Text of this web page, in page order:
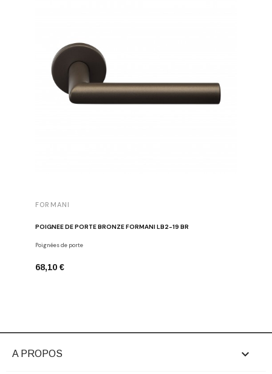
FORMANI
POIGNÉE DE PORTE BRONZE FORMANI LB2-19 BR
Poignées de porte
68,10 €
A PROPOS 